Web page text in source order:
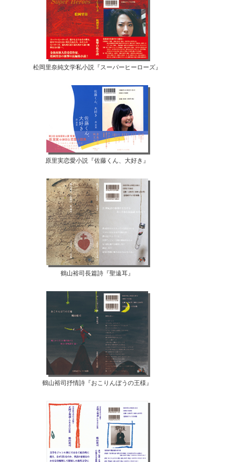
松岡里奈純文学私小説『スーパーヒーローズ』
原里実恋愛小説『佐藤くん、大好き』
鶴山裕司長篇詩『聖遠耳』
鶴山裕司抒情詩『おこりんぼうの王様』